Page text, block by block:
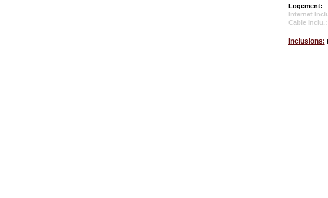
Logement:
Internet
Cable Inclu.:
Inclusions: